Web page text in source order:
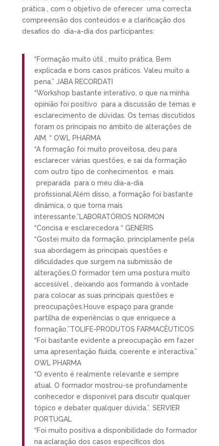
prática , com o objetivo de oferecer uma correcta
compreensão dos conteúdos e a clarificação dos
desafios do dia-a-dia dos participantes:
“Formação muito útil , muito prática. Bem
explicada e bons casos práticos. Valeu muito a
pena.” JABA RECORDATI
“Workshop bastante interativo, o que na minha
opinião foi positivo para a discussão de temas e
esclarecimento de dúvidas. Os temas discutidos
foram os principais no ámbito de alterações de
AIM. “ OWL PHARMA
“A formação foi muito proveitosa, deu para
esclarecer várias questões, e sai da formação
com outro tipo de conhecimentos e mais
preparada para o meu dia-a-dia
profissional.Além disso, a formação foi bastante
dinâmica, o que torna mais
interessante.”LABORATÓRIOS NORMON
“Concisa e esclarecedora “ GENERIS
“Gostei muito da formação, principlamente pela
sua abordagem às principais questões e
dificuldades que surgem na submissão de
alterações.O formador tem uma postura muito
accessível , deixando aos formando à vontade
para colocar as suas principais questões e
preocupações.Houve espaço para grande
partilha de experiências o que enriquece a
formação.”TOLIFE-PRODUTOS FARMACÊUTICOS
“Foi bastante evidente a preocupação em fazer
uma apresentação fluida, coerente e interactiva.”
OWL PHARMA
“O evento é realmente relevante e sempre
atual. O formador mostrou-se profundamente
conhecedor e disponível para discutir qualquer
tópico e debater qualquer dúvida.”. SERVIER
PORTUGAL
“Foi muito positiva a disponibilidade do formador
na aclaração dos casos específicos dos